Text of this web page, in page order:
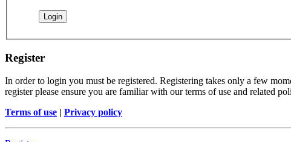
Register
In order to login you must be registered. Registering takes only a few
register please ensure you are familiar with our terms of use and related
Terms of use | Privacy policy